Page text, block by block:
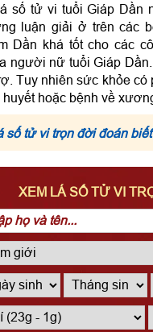
số tử vi tuổi Giáp Dần
luận giải ở trên các
Dần khá tốt cho các
người nữ tuổi Giáp
Tuy nhiên sức khỏe có
huyết hoặc bệnh về
số tử vi trọn đời đoán
XEM LÁ SỐ TỬ VI